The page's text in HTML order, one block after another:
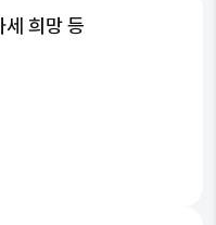
희망 등